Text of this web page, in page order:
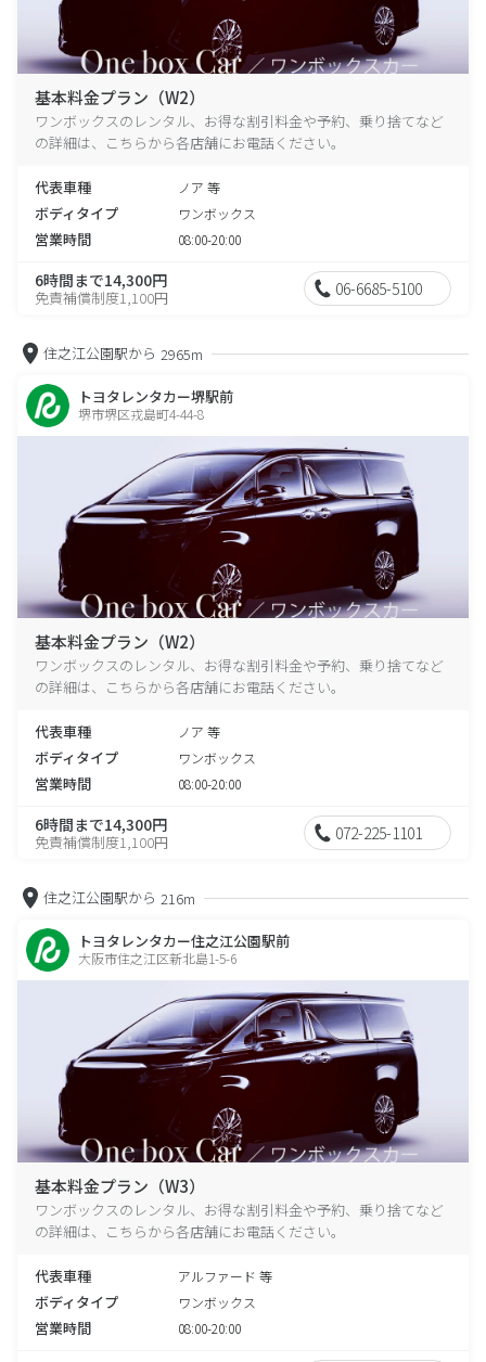
基本料金プラン（W2）
ワンボックスのレンタル、お得な割引料金や予約、乗り捨てなど
の詳細は、こちらから各店舗にお電話ください。
代表車種 ノア 等
ボディタイプ ワンボックス
営業時間 08:00-20:00
6時間まで14,300円
免責補償制度1,100円 06-6685-5100
住之江公園駅から 2965m
トヨタレンタカー堺駅前
堺市堺区戎島町4-44-8
基本料金プラン（W2）
ワンボックスのレンタル、お得な割引料金や予約、乗り捨てなど
の詳細は、こちらから各店舗にお電話ください。
代表車種 ノア 等
ボディタイプ ワンボックス
営業時間 08:00-20:00
6時間まで14,300円
免責補償制度1,100円 072-225-1101
住之江公園駅から 216m
トヨタレンタカー住之江公園駅前
大阪市住之江区新北島1-5-6
基本料金プラン（W3）
ワンボックスのレンタル、お得な割引料金や予約、乗り捨てなど
の詳細は、こちらから各店舗にお電話ください。
代表車種 アルファード 等
ボディタイプ ワンボックス
営業時間 08:00-20:00